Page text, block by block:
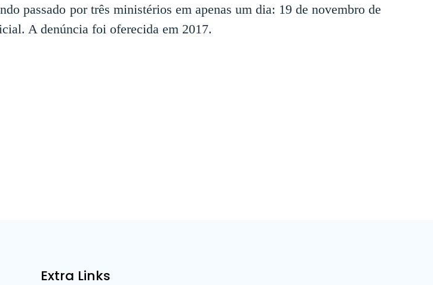
passado por três ministérios em apenas um dia: 19 de novembro de
A denúncia foi oferecida em 2017.
Extra Links